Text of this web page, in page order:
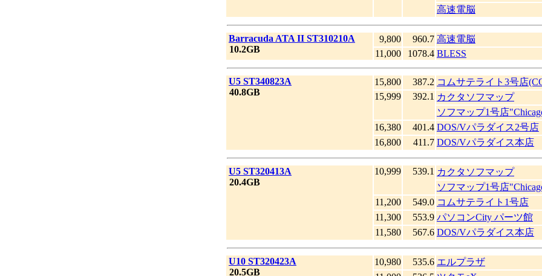
高速電脳
Barracuda ATA II ST310210A
10.2GB
9,800 960.7 高速電脳
11,000
1078.4 BLESS
U5 ST340823A
40.8GB
15,800 387.2 コムサテライト3号店
15,999
392.1 カクタソフマップ
ソフマップ1号店
16,380
401.4 DOS/Vパラダイス2号店
16,800
411.7 DOS/Vパラダイス本店
U5 ST320413A
20.4GB
10,999 539.1 カクタソフマップ
ソフマップ1号店
11,200
549.0 コムサテライト1号店
11,300
553.9 パソコンCity パーツ館
11,580
567.6 DOS/Vパラダイス本店
U10 ST320423A
20.5GB
10,980 535.6 エルプラザ